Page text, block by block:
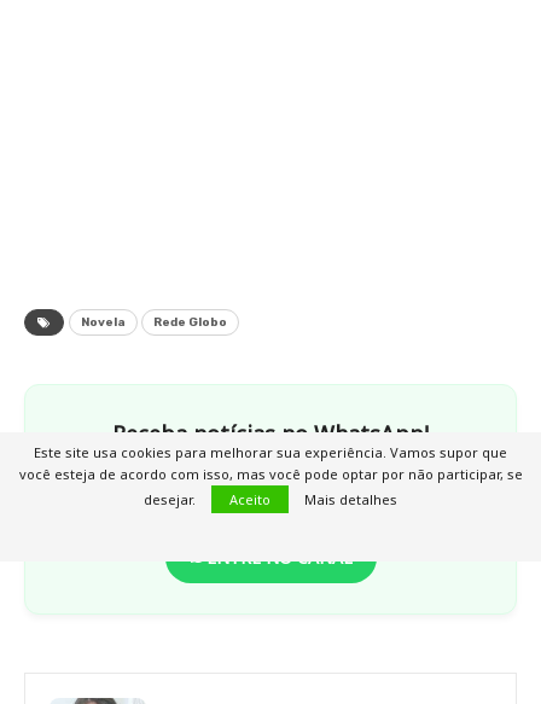
Novela Rede Globo
Receba notícias no WhatsApp!
Entre na comunidade do DCI e fique por dentro de
tudo em primeira mão.
ENTRE NO CANAL
Este site usa cookies para melhorar sua experiência. Vamos supor que
você esteja de acordo com isso, mas você pode optar por não participar, se
desejar.
Aceito Mais detalhes